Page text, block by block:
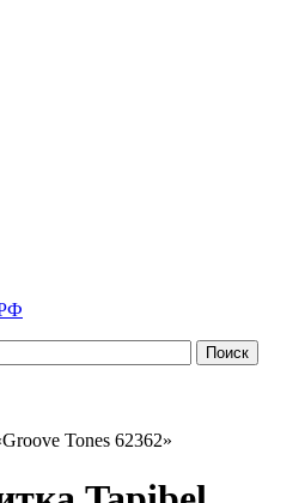
Tones 62362»